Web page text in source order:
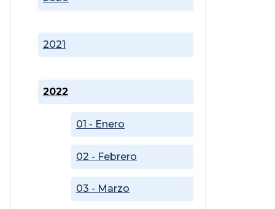
2021
2022
01 - Enero
02 - Febrero
03 - Marzo